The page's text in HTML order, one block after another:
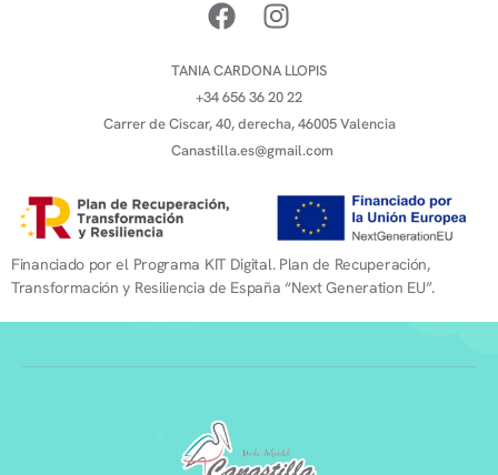
TANIA CARDONA LLOPIS
+34 656 36 20 22
Carrer de Ciscar, 40, derecha, 46005 Valencia
Canastilla.es@gmail.com
Financiado por el Programa KIT Digital. Plan de Recuperación,
Transformación y Resiliencia de España “Next Generation EU”.